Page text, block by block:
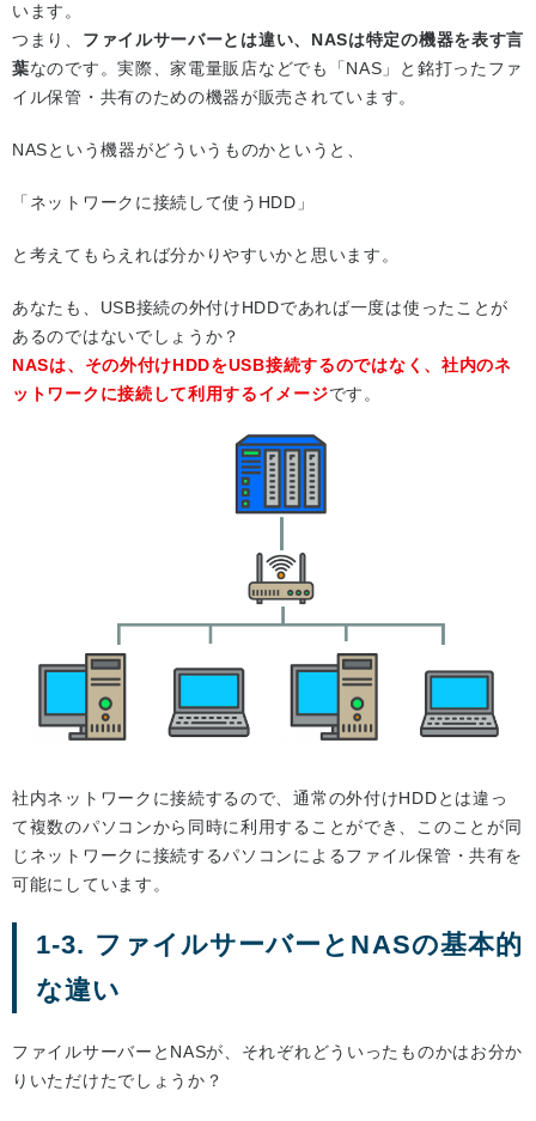
います。
つまり、 ファイルサーバーとは違い、NASは特定の機器を表す言
葉なのです。実際、家電量販店などでも「NAS」と銘打ったファ
イル保管・共有のための機器が販売されています。
NASという機器がどういうものかというと、
「ネットワークに接続して使うHDD」
と考えてもらえれば分かりやすいかと思います。
あなたも、USB接続の外付けHDDであれば一度は使ったことが
あるのではないでしょうか？
NASは、その外付けHDDをUSB接続するのではなく、社内のネ
ットワークに接続して利用するイメージです。
社内ネットワークに接続するので、通常の外付けHDDとは違っ
て複数のパソコンから同時に利用することができ、このことが同
じネットワークに接続するパソコンによるファイル保管・共有を
可能にしています。
1-3. ファイルサーバーとNASの基本的
な違い
ファイルサーバーとNASが、それぞれどういったものかはお分か
りいただけたでしょうか？